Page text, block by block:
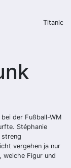
Titanic
der Fußball-WM
Stéphanie
streng
vergehen ja nur
welche Figur und